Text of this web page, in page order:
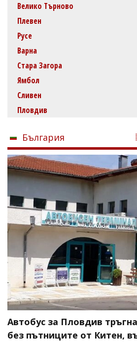
Велико Търново
Плевен
Русе
Варна
Стара Загора
Ямбол
Сливен
Пловдив
България
Автобус за Пловдив
без пътниците от Китен,